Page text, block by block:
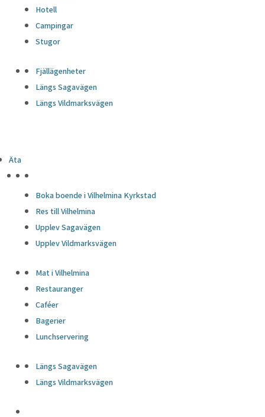
Hotell
Campingar
Stugor
Fjällägenheter
Längs Sagavägen
Längs Vildmarksvägen
Äta
Boka boende i Vilhelmina Kyrkstad
Res till Vilhelmina
Upplev Sagavägen
Upplev Vildmarksvägen
Mat i Vilhelmina
Restauranger
Caféer
Bagerier
Lunchservering
Längs Sagavägen
Längs Vildmarksvägen